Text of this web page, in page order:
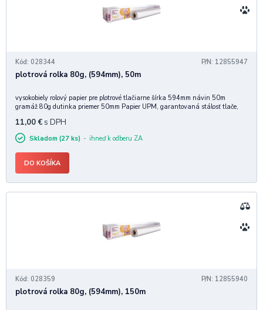
Kód: 028344 P/N: 12855947
plotrová rolka 80g, (594mm), 50m
vysokobiely rolový papier pre plotrové tlačiarne šírka 594mm návin 50m
gramáž 80g dutinka priemer 50mm Papier UPM, garantovaná stálosť tlače,
11,00 € s DPH
Skladom (27 ks) ihneď k odberu ZA
DO KOŠÍKA
Kód: 028359 P/N: 12855940
plotrová rolka 80g, (594mm), 150m